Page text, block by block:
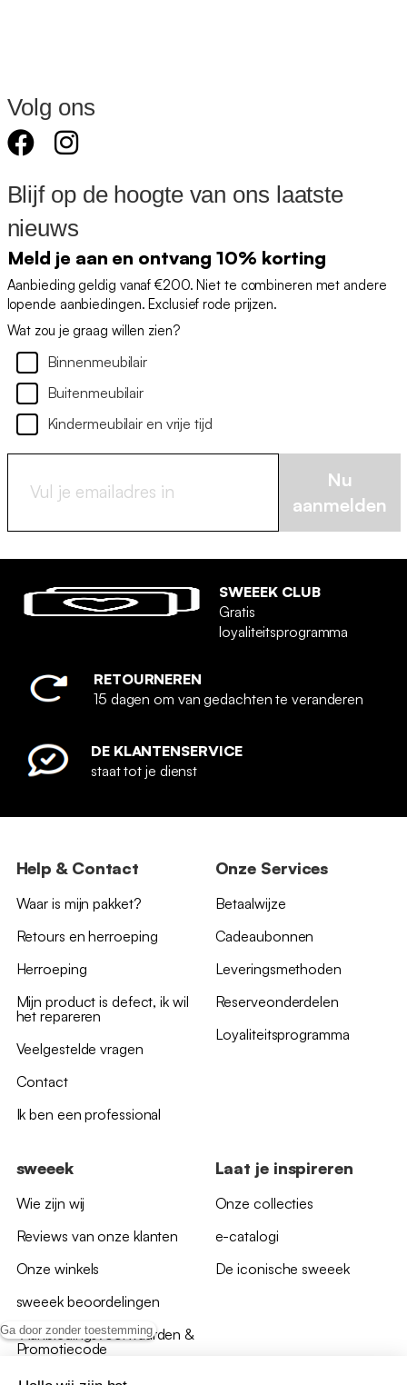
Ga door zonder toestemming
Volg ons
Blijf op de hoogte van ons laatste
nieuws
Meld je aan en ontvang 10% korting
Aanbieding geldig vanaf €200. Niet te combineren met andere
lopende aanbiedingen. Exclusief rode prijzen.
Wat zou je graag willen zien?
Binnenmeubilair
Buitenmeubilair
Kindermeubilair en vrije tijd
Nu
aanmelden
SWEEEK CLUB
Gratis
loyaliteitsprogramma
RETOURNEREN
15 dagen om van gedachten te veranderen
DE KLANTENSERVICE
staat tot je dienst
Help & Contact
Waar is mijn pakket?
Retours en herroeping
Herroeping
Mijn product is defect, ik wil
het repareren
Veelgestelde vragen
Contact
Ik ben een professional
Onze Services
Betaalwijze
Cadeaubonnen
Leveringsmethoden
Reserveonderdelen
Loyaliteitsprogramma
sweeek
Wie zijn wij
Reviews van onze klanten
Onze winkels
sweeek beoordelingen
*Aanbiedingsvoorwaarden &
Promotiecode
Laat je inspireren
Onze collecties
e-catalogi
De iconische sweeek